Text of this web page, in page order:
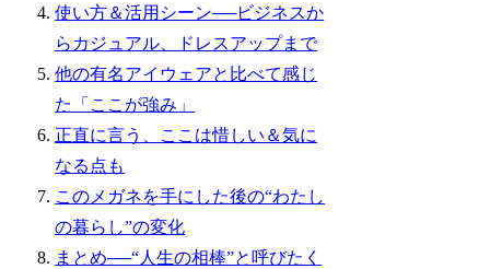
使い方＆活用シーン──ビジネスか
らカジュアル、ドレスアップまで
他の有名アイウェアと比べて感じ
た「ここが強み」
正直に言う、ここは惜しい＆気に
なる点も
このメガネを手にした後の“わたし
の暮らし”の変化
まとめ──“人生の相棒”と呼びたく